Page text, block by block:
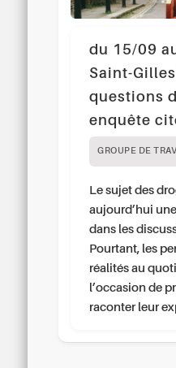
du 15/09
Saint-
questions
enquête
GROUPE DE
Le sujet des
aujourd’hui
dans les
Pourtant, les
réalités au
l’occasion de
raconter leur